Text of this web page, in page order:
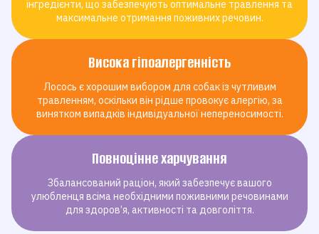
інгредієнти, що забезпечують оптимальне травлення та
максимальне отримання поживних речовин.
Висока гіпоалергенність
Лосось є хорошим вибором для собак із чутливим
травленням, оскільки він рідше провокує алергію, за
винятком випадків індивідуальної непереносимості.
Повноцінне харчування
Збалансований раціон, який забезпечує вашого
улюбленця всіма необхідними поживними речовинами
для здоров’я, активності та довголіття.